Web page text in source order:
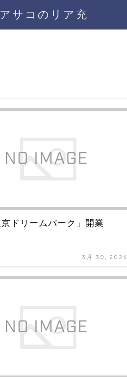
アサコのリア充
ドリームパーク」開業
3月 30, 2026